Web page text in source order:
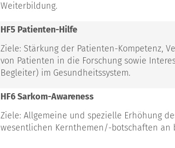
Weiterbildung.
HF5 Patienten-Hilfe
Ziele: Stärkung der Patienten-Kompetenz,
von Patienten in die Forschung sowie
Begleiter) im Gesundheitssystem.
HF6 Sarkom-Awareness
Ziele: Allgemeine und spezielle Erhöhung
wesentlichen Kernthemen/-botschaften an